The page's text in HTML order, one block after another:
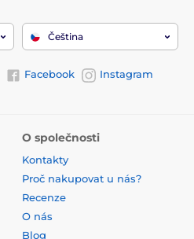
Čeština
Facebook
Instagram
O společnosti
Kontakty
Proč nakupovat u nás?
Recenze
O nás
Blog